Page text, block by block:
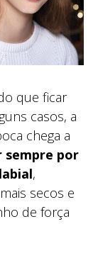
que ficar
casos, a
chega a
por
,
secos e
de força